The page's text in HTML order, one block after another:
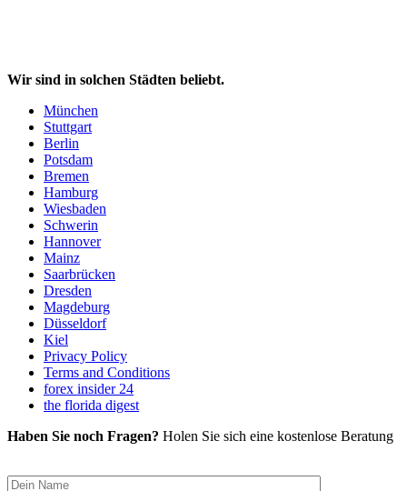
Wir sind in solchen Städten beliebt.
München
Stuttgart
Berlin
Potsdam
Bremen
Hamburg
Wiesbaden
Schwerin
Hannover
Mainz
Saarbrücken
Dresden
Magdeburg
Düsseldorf
Kiel
Privacy Policy
Terms and Conditions
forex insider 24
the florida digest
Haben Sie noch Fragen? Holen Sie sich eine kostenlose Beratung